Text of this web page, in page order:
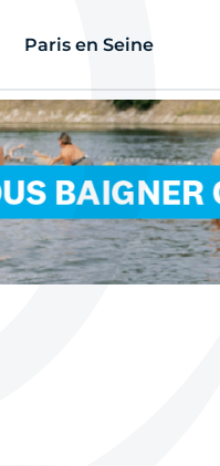
Paris en Seine